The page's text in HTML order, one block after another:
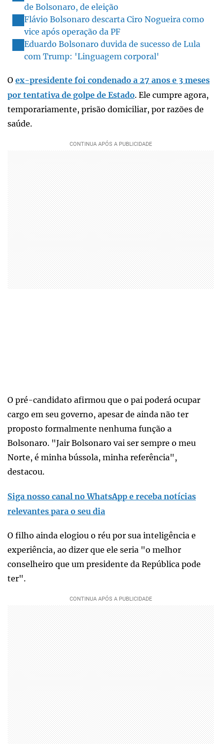
de Bolsonaro, de eleição
Flávio Bolsonaro descarta Ciro Nogueira como
vice após operação da PF
Eduardo Bolsonaro duvida de sucesso de Lula
com Trump: 'Linguagem corporal'
O ex-presidente foi condenado a 27 anos e 3 meses
por tentativa de golpe de Estado. Ele cumpre agora,
temporariamente, prisão domiciliar, por razões de
saúde.
O pré-candidato afirmou que o pai poderá ocupar
cargo em seu governo, apesar de ainda não ter
proposto formalmente nenhuma função a
Bolsonaro. "Jair Bolsonaro vai ser sempre o meu
Norte, é minha bússola, minha referência",
destacou.
Siga nosso canal no WhatsApp e receba notícias
relevantes para o seu dia
O filho ainda elogiou o réu por sua inteligência e
experiência, ao dizer que ele seria "o melhor
conselheiro que um presidente da República pode
ter".